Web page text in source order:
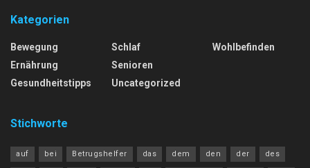
Kategorien
Bewegung
Ernährung
Gesundheitstipps
Schlaf
Senioren
Uncategorized
Wohlbefinden
Stichworte
auf bei Betrugshelfer das dem den der des